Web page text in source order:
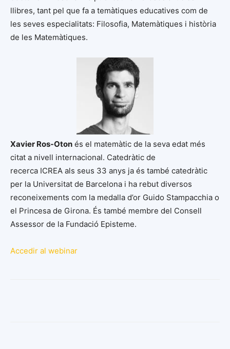
llibres, tant pel que fa a temàtiques educatives com de
les seves especialitats: Filosofia, Matemàtiques i història
de les Matemàtiques.
Xavier Ros-Oton és el matemàtic de la seva edat més
citat a nivell internacional. Catedràtic de
recerca ICREA als seus 33 anys ja és també catedràtic
per la Universitat de Barcelona i ha rebut diversos
reconeixements com la medalla d’or Guido Stampacchia o
el Princesa de Girona. És també membre del Consell
Assessor de la Fundació Episteme.
Accedir al webinar